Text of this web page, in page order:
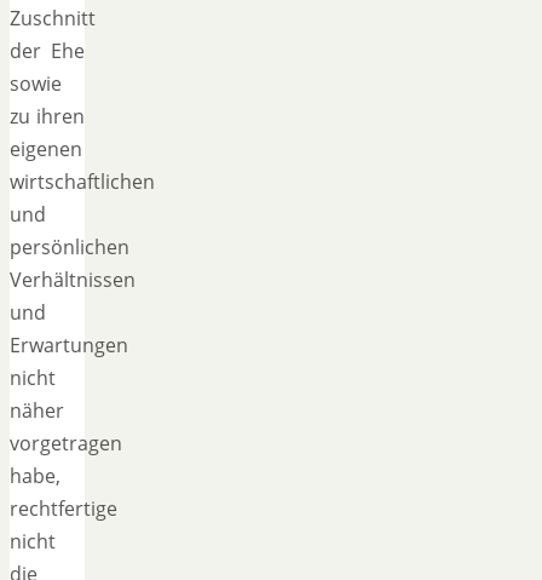
Zuschnitt
der Ehe
sowie
zu ihren
eigenen
wirtschaftlichen
und
persönlichen
Verhältnissen
und
Erwartungen
nicht
näher
vorgetragen
habe,
rechtfertige
nicht
die